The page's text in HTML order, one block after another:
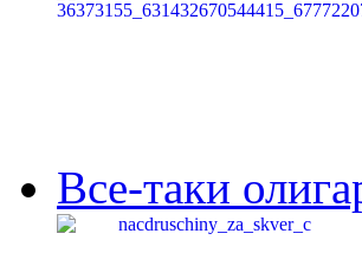
Все-таки